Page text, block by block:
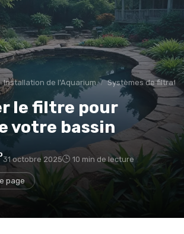
Installation de l'Aquarium Systèmes de
le filtre pour
votre bassin
31 octobre 2025 10 min de lecture
page